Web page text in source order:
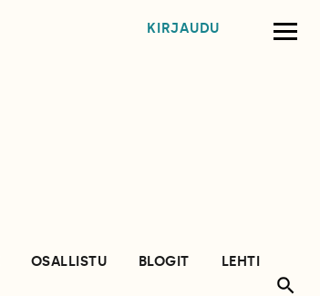
KIRJAUDU
OSALLISTU BLOGIT
LEHTI